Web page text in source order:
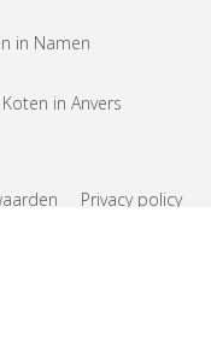
in Namen
Koten in Anvers
Privacy policy